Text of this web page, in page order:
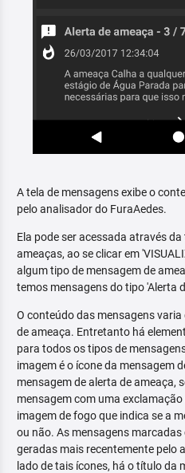
A tela de mensagens exibe o
pelo analisador do FuraAedes.
Ela pode ser acessada através
ameaças, ao se clicar em
algum tipo de mensagem de
temos mensagens do tipo 'Alerta
O conteúdo das mensagens
de ameaça. Entretanto há
para todos os tipos de
imagem é o ícone da mensagem
mensagem de alerta de ameaça,
mensagem com uma
imagem de fogo que indica se a
ou não. As mensagens
geradas mais recentemente pelo
lado de tais ícones, há o título da